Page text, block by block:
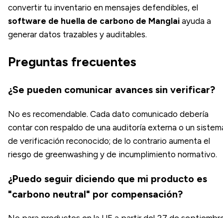
convertir tu inventario en mensajes defendibles, el
software de huella de carbono de Manglai ayuda a
generar datos trazables y auditables.
Preguntas frecuentes
¿Se pueden comunicar avances sin verificar?
No es recomendable. Cada dato comunicado debería
contar con respaldo de una auditoría externa o un
de verificación reconocido; de lo contrario aumenta el
riesgo de greenwashing y de incumplimiento normativo.
¿Puedo seguir diciendo que mi producto es
"carbono neutral" por compensación?